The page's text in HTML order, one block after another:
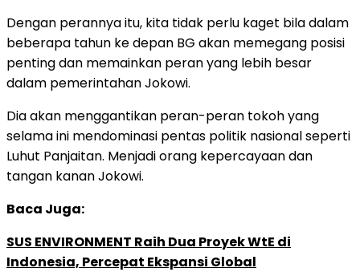
Dengan perannya itu, kita tidak perlu kaget bila dalam
beberapa tahun ke depan BG akan memegang posisi
penting dan memainkan peran yang lebih besar
dalam pemerintahan Jokowi.
Dia akan menggantikan peran-peran tokoh yang
selama ini mendominasi pentas politik nasional seperti
Luhut Panjaitan. Menjadi orang kepercayaan dan
tangan kanan Jokowi.
Baca Juga:
SUS ENVIRONMENT Raih Dua Proyek WtE di
Indonesia, Percepat Ekspansi Global